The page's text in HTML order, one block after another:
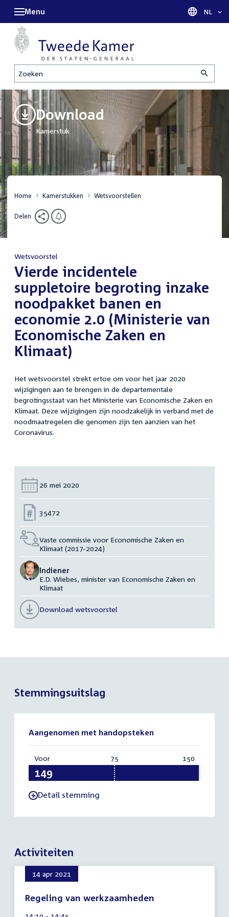
Zoeken
Menu Taal
NL
Download
Kamerstuk
Home Kamerstukken Wetsvoorstellen
Delen
Wetsvoorstel
:Vierde incidentele
suppletoire begroting inzake
noodpakket banen en
economie 2.0 (Ministerie van
Economische Zaken en
Klimaat)
Het wetsvoorstel strekt ertoe om voor het jaar 2020
wijzigingen aan te brengen in de departementale
begrotingsstaat van het Ministerie van Economische Zaken en
Klimaat. Deze wijzigingen zijn noodzakelijk in verband met de
noodmaatregelen die genomen zijn ten aanzien van het
Coronavirus.
Datum:
26 mei 2020
Nummer:
35472
Vaste commissie voor Economische Zaken en
Klimaat (2017-2024)
Indiener
E.D. Wiebes, minister van Economische Zaken en
Klimaat
Download wetsvoorstel
Stemmingsuitslag
Aangenomen met handopsteken
Voor:
149
75 150
-Detail stemming
Activiteiten
14 apr 2021
Regeling van werkzaamheden